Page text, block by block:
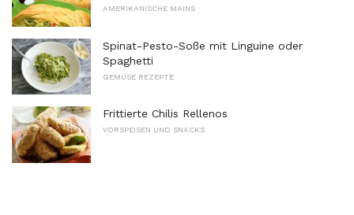
AMERIKANISCHE MAINS
Spinat-Pesto-Soße mit Linguine oder
Spaghetti
GEMÜSE REZEPTE
Frittierte Chilis Rellenos
VORSPEISEN UND SNACKS